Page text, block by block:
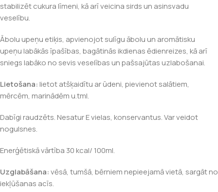
stabilizēt cukura līmeni, kā arī veicina sirds un asinsvadu
veselību.
Ābolu upeņu etiķis, apvienojot sulīgu ābolu un aromātisku
upeņu labākās īpašības, bagātinās ikdienas ēdienreizes, kā arī
sniegs labāko no sevis veselības un pašsajūtas uzlabošanai.
Lietošana:lietot atšķaidītu ar ūdeni, pievienot salātiem,
mērcēm, marinādēm u.tml.
Dabīgi raudzēts. Nesatur E vielas, konservantus. Var veidot
nogulsnes.
Enerģētiskā vārtība 30 kcal/ 100ml.
Uzglabāšana:vēsā, tumšā, bērniem nepieejamā vietā, sargāt no
iekļūšanas acīs.